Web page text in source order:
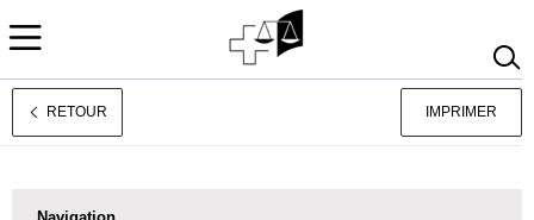
Deutsch
RETOUR IMPRIMER